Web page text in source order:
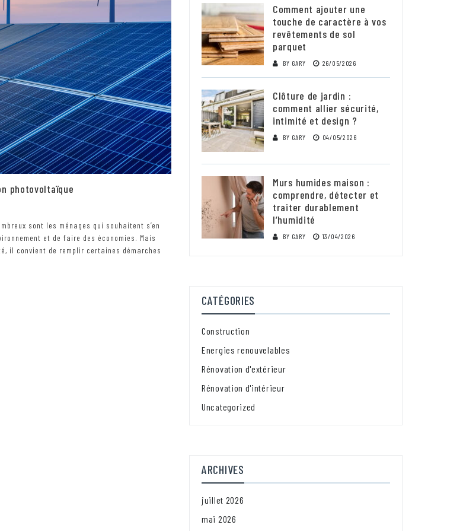
photovoltaïque
sont les ménages qui souhaitent s’en
et de faire des économies. Mais
il convient de remplir certaines démarches
Comment ajouter une
touche de caractère à vos
revêtements de sol
parquet
BY GARY 26/05/2026
Clôture de jardin :
comment allier sécurité,
intimité et design ?
BY GARY 04/05/2026
Murs humides maison :
comprendre, détecter et
traiter durablement
l’humidité
BY GARY 13/04/2026
CATÉGORIES
Construction
Energies renouvelables
Rénovation d'extérieur
Rénovation d'intérieur
Uncategorized
ARCHIVES
juillet 2026
mai 2026